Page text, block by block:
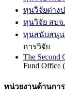
ทุนวิจัยต่าง
ทุนวิจัย สบจ.
ทุนสนับสนุน
การวิจัย
The Second
Fund Office
หน่วยงานด้านกา